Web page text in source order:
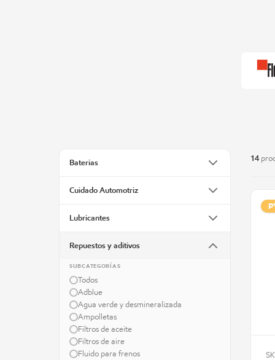
Baterias
Cuidado Automotriz
Lubricantes
Repuestos y aditivos
SUBCATEGORÍAS
Todos
Adblue
Agua verde y desmineralizada
Ampolletas
Filtros de aceite
Filtros de aire
Fluido para frenos
14